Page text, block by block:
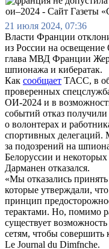
21 июля 2024, 07:36
Власти Франции
из России на
глава МВД Франции
шпионажа и кибератак.
Как сообщает ТАСС, в
проверенных
ОИ-2024 и в
событий отказ
о волонтерах и
спортивных делегаций.
за подозрений на
Белоруссии и
Дарманен отказался.
«Мы отказались
которые утверждали,
принцип
терактами. Но, помимо
существует
сетям, чтобы совершить
Le Journal du Dimfnche.